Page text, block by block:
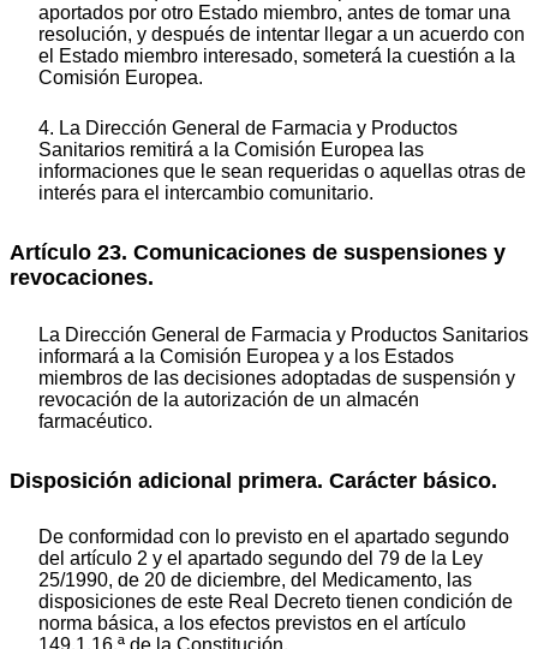
aportados por otro Estado miembro, antes de tomar una
resolución, y después de intentar llegar a un acuerdo con
el Estado miembro interesado, someterá la cuestión a la
Comisión Europea.
4. La Dirección General de Farmacia y Productos
Sanitarios remitirá a la Comisión Europea las
informaciones que le sean requeridas o aquellas otras de
interés para el intercambio comunitario.
Artículo 23. Comunicaciones de suspensiones y
revocaciones.
La Dirección General de Farmacia y Productos Sanitarios
informará a la Comisión Europea y a los Estados
miembros de las decisiones adoptadas de suspensión y
revocación de la autorización de un almacén
farmacéutico.
Disposición adicional primera. Carácter básico.
De conformidad con lo previsto en el apartado segundo
del artículo 2 y el apartado segundo del 79 de la Ley
25/1990, de 20 de diciembre, del Medicamento, las
disposiciones de este Real Decreto tienen condición de
norma básica, a los efectos previstos en el artículo
149.1.16.ª de la Constitución.